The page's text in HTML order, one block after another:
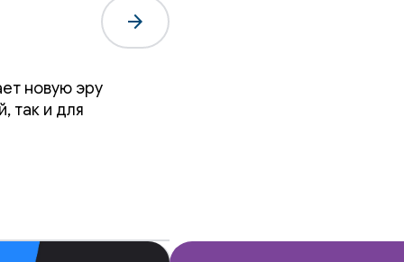
arrow_forward
новую эру
так и для